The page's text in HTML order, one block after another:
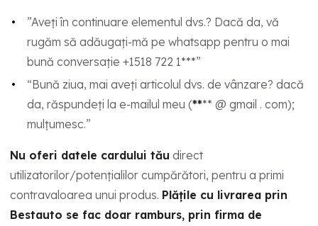
”Aveți în continuare elementul dvs.? Dacă da, vă
rugăm să adăugați-mă pe whatsapp pentru o mai
bună conversație +1518 722 1***”
“Bună ziua, mai aveți articolul dvs. de vânzare? dacă
da, răspundeți la e-mailul meu (**** @ gmail . com);
mulțumesc.”
Nu oferi datele cardului tău direct
utilizatorilor/potențialilor cumpărători, pentru a primi
contravaloarea unui produs. Plățile cu livrarea prin
Bestauto se fac doar ramburs, prin firma de